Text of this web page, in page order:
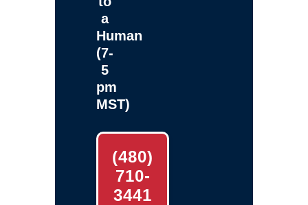
a
Human
(7-
5
pm
MST)
(480)
710-
3441